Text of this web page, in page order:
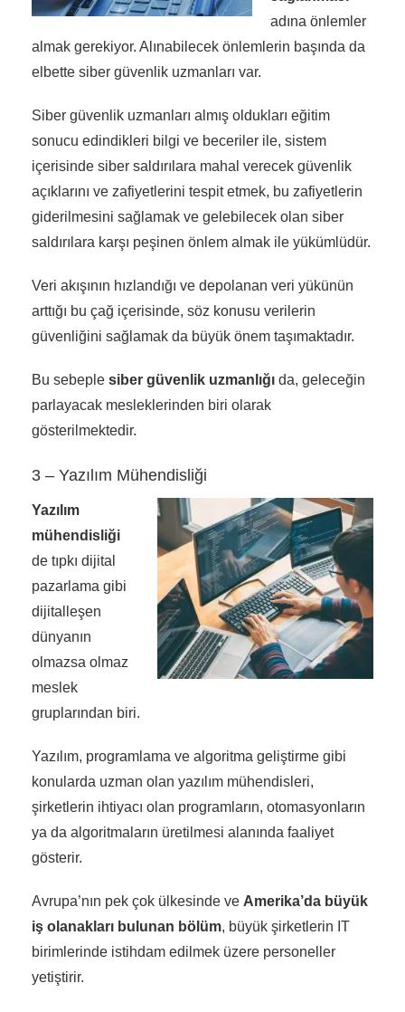
adına önlemler
almak gerekiyor. Alınabilecek önlemlerin başında da
elbette siber güvenlik uzmanları var.
Siber güvenlik uzmanları almış oldukları eğitim
sonucu edindikleri bilgi ve beceriler ile, sistem
içerisinde siber saldırılara mahal verecek güvenlik
açıklarını ve zafiyetlerini tespit etmek, bu zafiyetlerin
giderilmesini sağlamak ve gelebilecek olan siber
saldırılara karşı peşinen önlem almak ile yükümlüdür.
Veri akışının hızlandığı ve depolanan veri yükünün
arttığı bu çağ içerisinde, söz konusu verilerin
güvenliğini sağlamak da büyük önem taşımaktadır.
Bu sebeple siber güvenlik uzmanlığı da, geleceğin
parlayacak mesleklerinden biri olarak
gösterilmektedir.
3 – Yazılım Mühendisliği
Yazılım
mühendisliği
de tıpkı dijital
pazarlama gibi
dijitalleşen
dünyanın
olmazsa olmaz
meslek
gruplarından biri.
Yazılım, programlama ve algoritma geliştirme gibi
konularda uzman olan yazılım mühendisleri,
şirketlerin ihtiyacı olan programların, otomasyonların
ya da algoritmaların üretilmesi alanında faaliyet
gösterir.
Avrupa’nın pek çok ülkesinde ve Amerika’da büyük
iş olanakları bulunan bölüm, büyük şirketlerin IT
birimlerinde istihdam edilmek üzere personeller
yetiştirir.